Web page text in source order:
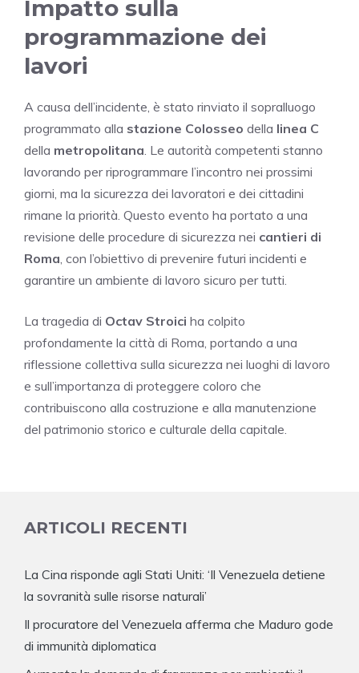
Impatto sulla
programmazione dei
lavori
A causa dell’incidente, è stato rinviato il sopralluogo
programmato alla stazione Colosseo della linea C
della metropolitana. Le autorità competenti stanno
lavorando per riprogrammare l’incontro nei prossimi
giorni, ma la sicurezza dei lavoratori e dei cittadini
rimane la priorità. Questo evento ha portato a una
revisione delle procedure di sicurezza nei cantieri di
Roma, con l’obiettivo di prevenire futuri incidenti e
garantire un ambiente di lavoro sicuro per tutti.
La tragedia di Octav Stroici ha colpito
profondamente la città di Roma, portando a una
riflessione collettiva sulla sicurezza nei luoghi di lavoro
e sull’importanza di proteggere coloro che
contribuiscono alla costruzione e alla manutenzione
del patrimonio storico e culturale della capitale.
ARTICOLI RECENTI
La Cina risponde agli Stati Uniti: ‘Il Venezuela detiene
la sovranità sulle risorse naturali’
Il procuratore del Venezuela afferma che Maduro gode
di immunità diplomatica